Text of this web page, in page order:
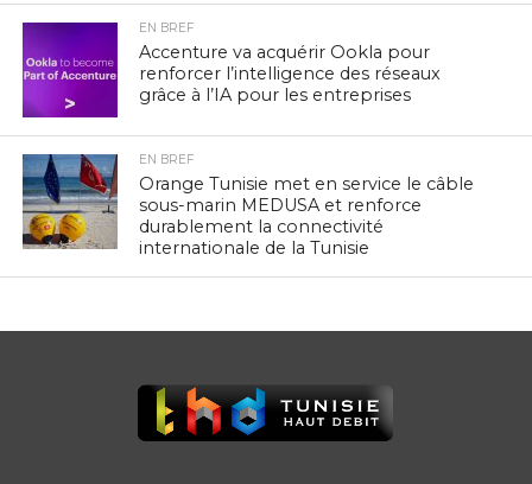
EN BREF
Accenture va acquérir Ookla pour
renforcer l’intelligence des réseaux
grâce à l’IA pour les entreprises
EN BREF
Orange Tunisie met en service le câble
sous-marin MEDUSA et renforce
durablement la connectivité
internationale de la Tunisie